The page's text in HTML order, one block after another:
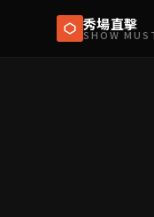
秀場直擊
SHOW